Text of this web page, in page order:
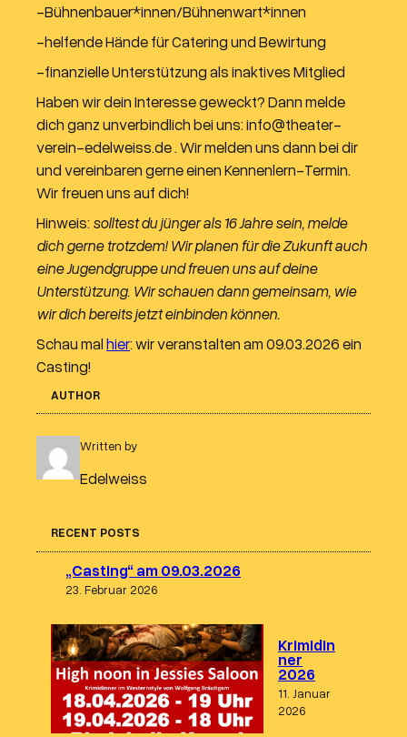
-Bühnenbauer*innen/Bühnenwart*innen
-helfende Hände für Catering und Bewirtung
-finanzielle Unterstützung als inaktives Mitglied
Haben wir dein Interesse geweckt? Dann melde
dich ganz unverbindlich bei uns: info@theater-
verein-edelweiss.de . Wir melden uns dann bei dir
und vereinbaren gerne einen Kennenlern-Termin.
Wir freuen uns auf dich!
Hinweis: solltest du jünger als 16 Jahre sein, melde
dich gerne trotzdem! Wir planen für die Zukunft auch
eine Jugendgruppe und freuen uns auf deine
Unterstützung. Wir schauen dann gemeinsam, wie
wir dich bereits jetzt einbinden können.
Schau malhier: wir veranstalten am 09.03.2026 ein
Casting!
AUTHOR
Written by
Edelweiss
RECENT POSTS
„Casting“ am 09.03.2026
23. Februar 2026
Krimidin
ner
2026
11. Januar
2026